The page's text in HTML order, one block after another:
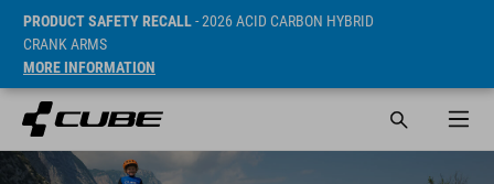
PRODUCT SAFETY RECALL- 2026 ACID CARBON HYBRID
CRANK ARMS
MORE INFORMATION